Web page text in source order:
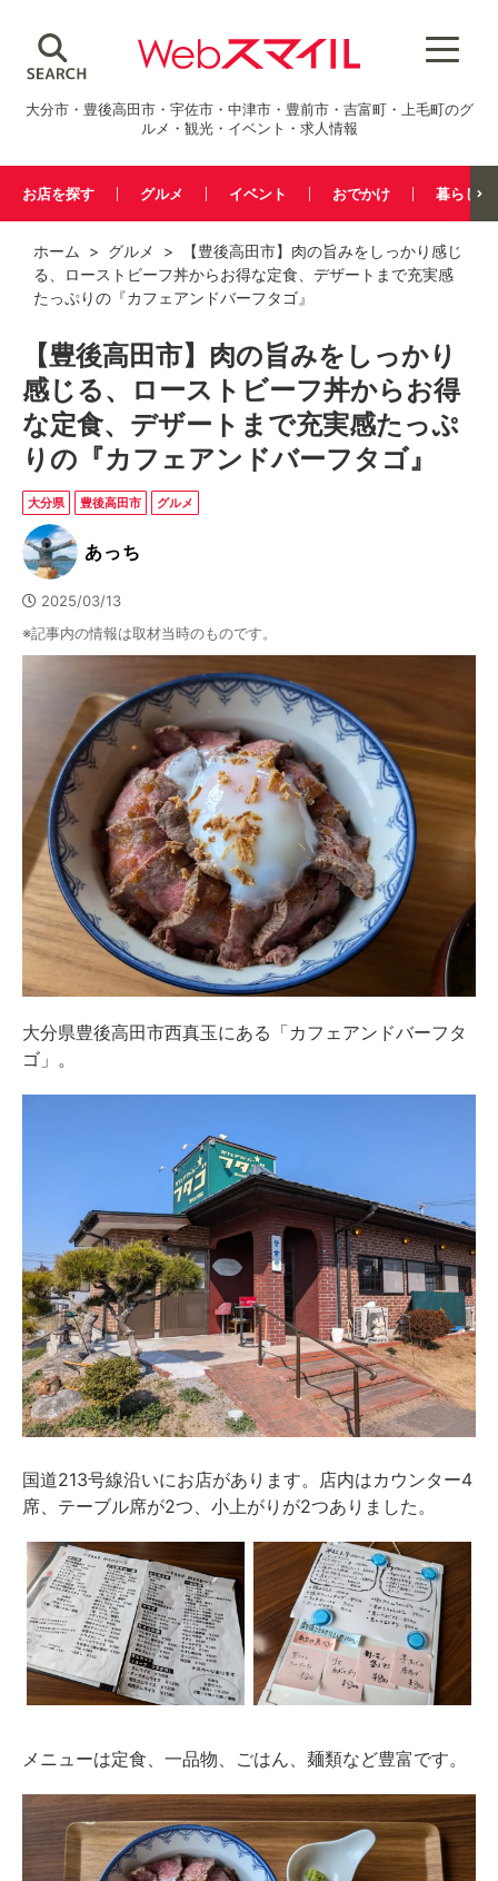
大分市・豊後高田市・宇佐市・中津市・豊前市・吉富町・上毛町のグ
ルメ・観光・イベント・求人情報
お店を探す グルメ イベント おでかけ 暮らし
ホーム > グルメ
> 【豊後高田市】肉の旨みをしっかり感じ
る、ローストビーフ丼からお得な定食、デザートまで充実感
たっぷりの『カフェアンドバーフタゴ』
【豊後高田市】肉の旨みをしっかり
感じる、ローストビーフ丼からお得
な定食、デザートまで充実感たっぷ
りの『カフェアンドバーフタゴ』
大分県 豊後高田市 グルメ
あっち
2025/03/13
※記事内の情報は取材当時のものです。
大分県豊後高田市西真玉にある「カフェアンドバーフタ
ゴ」。
国道213号線沿いにお店があります。店内はカウンター4
席、テーブル席が2つ、小上がりが2つありました。
メニューは定食、一品物、ごはん、麺類など豊富です。